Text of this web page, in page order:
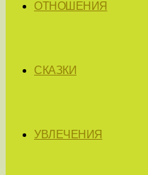
ОТНОШЕНИЯ
СКАЗКИ
УВЛЕЧЕНИЯ